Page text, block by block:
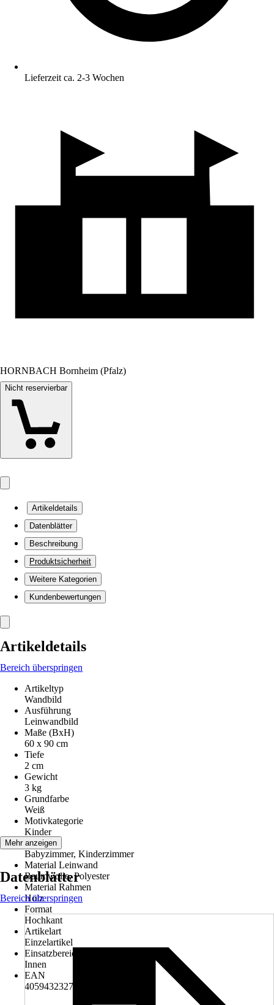
Lieferzeit ca. 2-3 Wochen
HORNBACH Bornheim (Pfalz)
Nicht reservierbar
Artikeldetails
Datenblätter
Beschreibung
Produktsicherheit
Weitere Kategorien
Kundenbewertungen
Artikeldetails
Bereich überspringen
Artikeltyp
Wandbild
Ausführung
Leinwandbild
Maße (BxH)
60 x 90 cm
Tiefe
2 cm
Gewicht
3 kg
Grundfarbe
Weiß
Motivkategorie
Kinder
Räume
Babyzimmer, Kinderzimmer
Material Leinwand
Baumwolle, Polyester
Material Rahmen
Holz
Format
Hochkant
Artikelart
Einzelartikel
Einsatzbereich
Innen
EAN
4059432327366
Mehr anzeigen
Datenblätter
Bereich überspringen